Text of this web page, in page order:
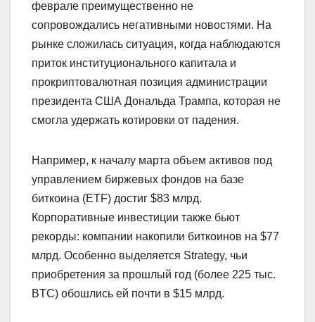
феврале преимущественно не
сопровождались негативными новостями. На
рынке сложилась ситуация, когда наблюдаются
приток институционального капитала и
прокриптовалютная позиция администрации
президента США Дональда Трампа, которая не
смогла удержать котировки от падения.
Например, к началу марта объем активов под
управлением биржевых фондов на базе
биткоина (ETF) достиг $83 млрд.
Корпоративные инвестиции также бьют
рекорды: компании накопили биткоинов на $77
млрд. Особенно выделяется Strategy, чьи
приобретения за прошлый год (более 225 тыс.
BTC) обошлись ей почти в $15 млрд.